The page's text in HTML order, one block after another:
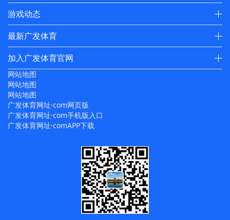
游戏动态
最新广发体育
加入广发体育官网
网站地图
网站地图
网站地图
广发体育网址·com网页版
广发体育网址·com手机版入口
广发体育网址·comAPP下载